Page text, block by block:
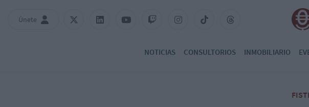
Únete
NOTICIAS CONSULTORIOS INMOBILIARIO